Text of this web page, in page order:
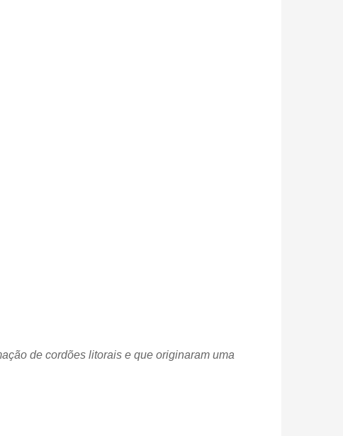
de cordões litorais e que originaram uma